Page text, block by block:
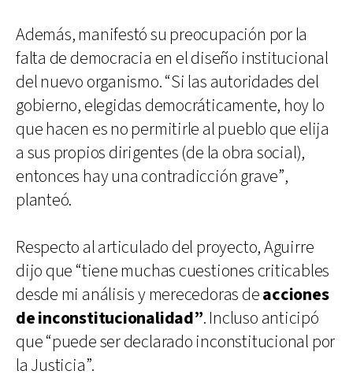
Además, manifestó su preocupación por la
falta de democracia en el diseño institucional
del nuevo organismo. “Si las autoridades del
gobierno, elegidas democráticamente, hoy lo
que hacen es no permitirle al pueblo que elija
a sus propios dirigentes (de la obra social),
entonces hay una contradicción grave”,
planteó.
Respecto al articulado del proyecto, Aguirre
dijo que “tiene muchas cuestiones criticables
desde mi análisis y merecedoras deacciones
de inconstitucionalidad”. Incluso anticipó
que “puede ser declarado inconstitucional por
la Justicia”.